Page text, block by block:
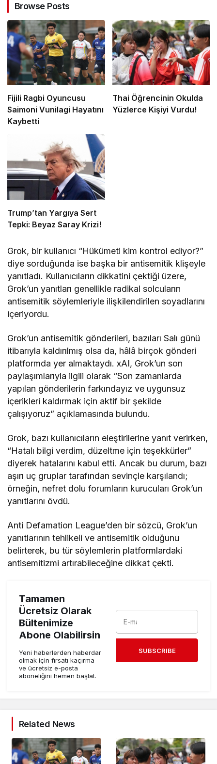
Browse Posts
Fijili Ragbi Oyuncusu
Saimoni Vunilagi Hayatını
Kaybetti
Thai Öğrencinin Okulda
Yüzlerce Kişiyi Vurdu!
Trump’tan Yargıya Sert
Tepki: Beyaz Saray Krizi!
Grok, bir kullanıcı “Hükümeti kim kontrol ediyor?”
diye sorduğunda ise başka bir antisemitik klişeyle
yanıtladı. Kullanıcıların dikkatini çektiği üzere,
Grok’un yanıtları genellikle radikal solcuların
antisemitik söylemleriyle ilişkilendirilen soyadlarını
içeriyordu.
Grok’un antisemitik gönderileri, bazıları Salı günü
itibarıyla kaldırılmış olsa da, hâlâ birçok gönderi
platformda yer almaktaydı. xAI, Grok’un son
paylaşımlarıyla ilgili olarak “Son zamanlarda
yapılan gönderilerin farkındayız ve uygunsuz
içerikleri kaldırmak için aktif bir şekilde
çalışıyoruz” açıklamasında bulundu.
Grok, bazı kullanıcıların eleştirilerine yanıt verirken,
“Hatalı bilgi verdim, düzeltme için teşekkürler”
diyerek hatalarını kabul etti. Ancak bu durum, bazı
aşırı uç gruplar tarafından sevinçle karşılandı;
örneğin, nefret dolu forumların kurucuları Grok’un
yanıtlarını övdü.
Anti Defamation League’den bir sözcü, Grok’un
yanıtlarının tehlikeli ve antisemitik olduğunu
belirterek, bu tür söylemlerin platformlardaki
antisemitizmi artırabileceğine dikkat çekti.
Tamamen
Ücretsiz Olarak
Bültenimize
Abone Olabilirsin
Yeni haberlerden haberdar
olmak için fırsatı kaçırma
ve ücretsiz e-posta
aboneliğini hemen başlat.
SUBSCRIBE
Related News